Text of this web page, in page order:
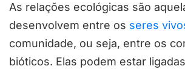
As relações ecológicas são
desenvolvem entre os seres
comunidade, ou seja, entre os
bióticos. Elas podem estar